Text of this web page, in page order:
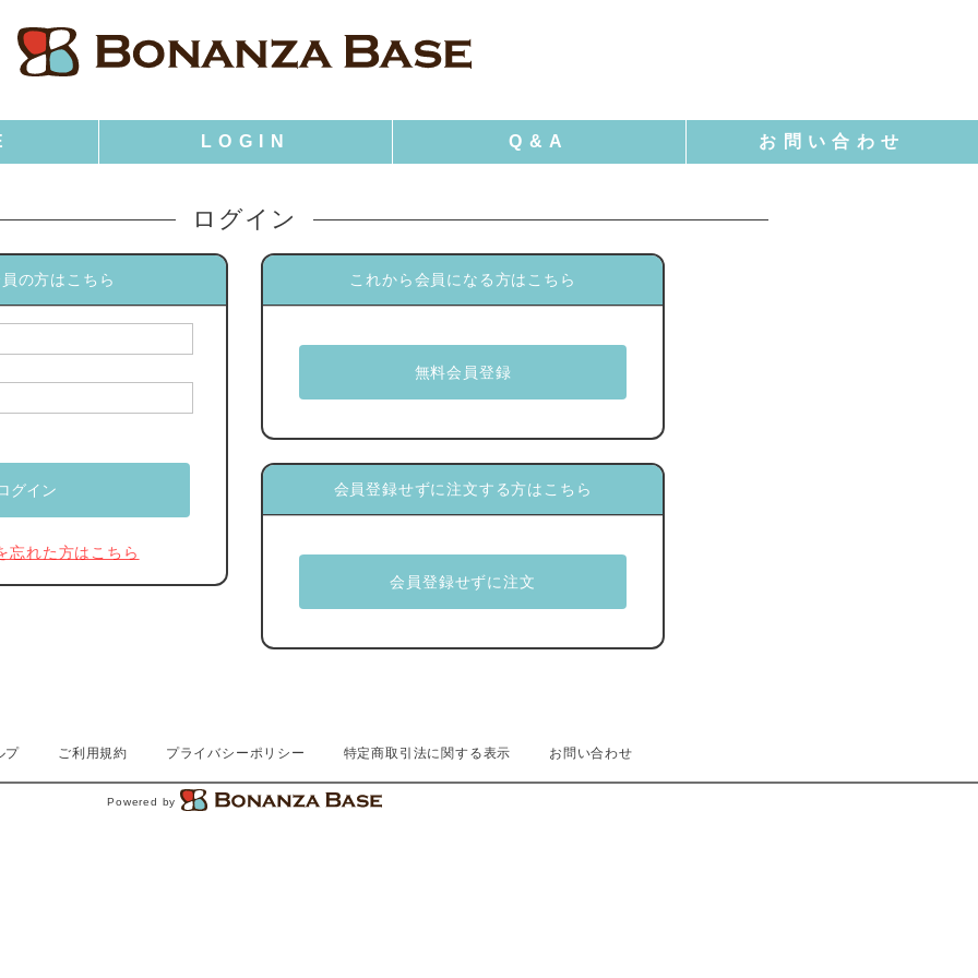
ログイン
の方はこちら
忘れた方はこちら
これから会員になる方はこちら
会員登録せずに注文する方はこちら
プ ご利用規約 プライバシーポリシー 特定商取引法に関する表示 お問い合わせ
Powered by